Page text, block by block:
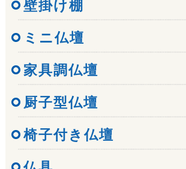
壁掛け棚
ミニ仏壇
家具調仏壇
厨子型仏壇
椅子付き仏壇